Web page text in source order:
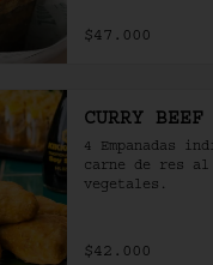
$47.000
CURRY BEEF
4 Empanadas
carne de res
vegetales.
$42.000